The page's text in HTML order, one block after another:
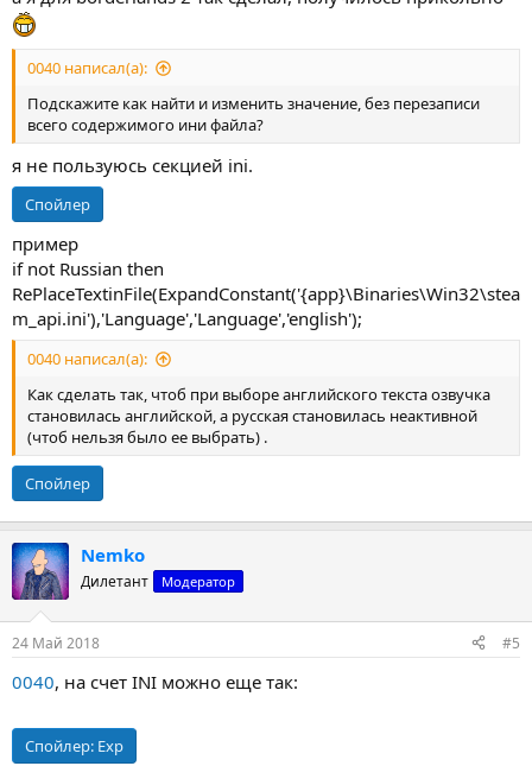
0040 написал(а):
Подскажите как найти и изменить значение, без перезаписи
всего содержимого ини файла?
я не пользуюсь секцией ini.
Спойлер
пример
if not Russian then
RePlaceTextinFile(ExpandConstant('{app}\Binaries\Win32\stea
m_api.ini'),'Language','Language','english');
0040 написал(а):
Как сделать так, чтоб при выборе английского текста озвучка
становилась английской, а русская становилась неактивной
(чтоб нельзя было ее выбрать) .
Спойлер
Nemko
Дилетант Модератор
24 Май 2018 #5
0040, на счет INI можно еще так:
Спойлер: Exp